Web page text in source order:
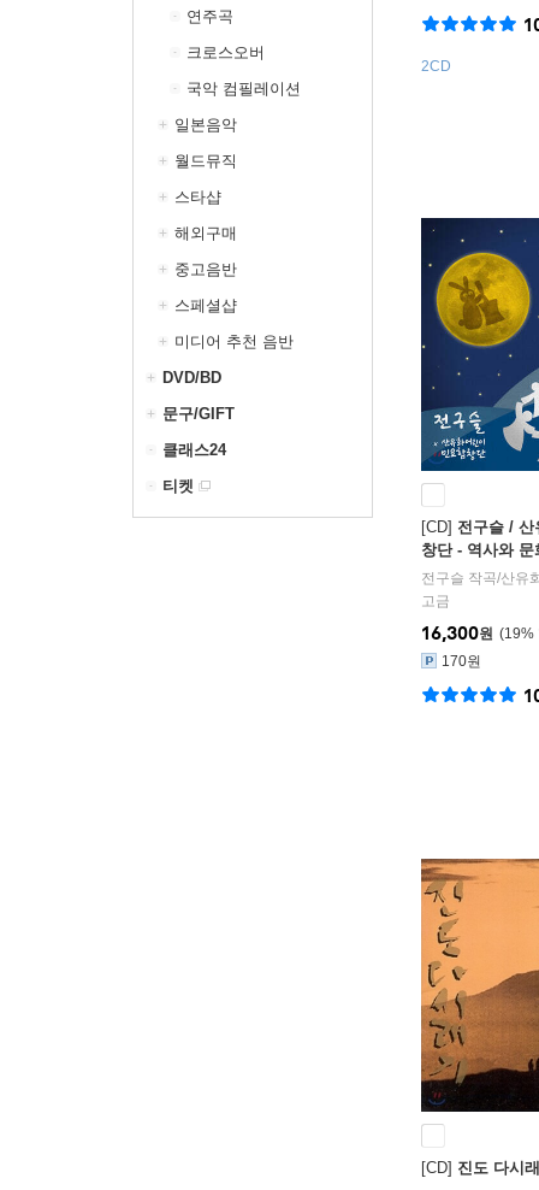
연주곡
크로스오버
국악 컴필레이션
일본음악
월드뮤직
스타샵
해외구매
중고음반
스페셜샵
미디어 추천 음반
DVD/BD
문구/GIFT
클래스24
티켓
2CD
[CD] 전구슬 / 산
창단 - 역사와
동요
전구슬 작곡/산유
고금
19%
16,300원
170원
[CD] 진도 다시